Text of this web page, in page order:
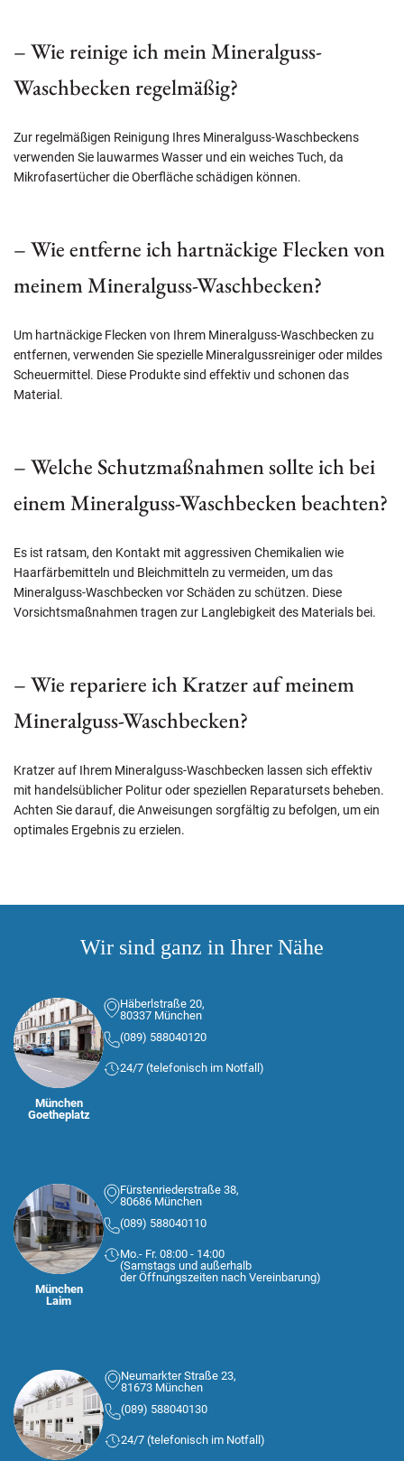
– Wie reinige ich mein Mineralguss-
Waschbecken regelmäßig?
Zur regelmäßigen Reinigung Ihres Mineralguss-Waschbeckens
verwenden Sie lauwarmes Wasser und ein weiches Tuch, da
Mikrofasertücher die Oberfläche schädigen können.
– Wie entferne ich hartnäckige Flecken von
meinem Mineralguss-Waschbecken?
Um hartnäckige Flecken von Ihrem Mineralguss-Waschbecken zu
entfernen, verwenden Sie spezielle Mineralgussreiniger oder mildes
Scheuermittel. Diese Produkte sind effektiv und schonen das
Material.
– Welche Schutzmaßnahmen sollte ich bei
einem Mineralguss-Waschbecken beachten?
Es ist ratsam, den Kontakt mit aggressiven Chemikalien wie
Haarfärbemitteln und Bleichmitteln zu vermeiden, um das
Mineralguss-Waschbecken vor Schäden zu schützen. Diese
Vorsichtsmaßnahmen tragen zur Langlebigkeit des Materials bei.
– Wie repariere ich Kratzer auf meinem
Mineralguss-Waschbecken?
Kratzer auf Ihrem Mineralguss-Waschbecken lassen sich effektiv
mit handelsüblicher Politur oder speziellen Reparatursets beheben.
Achten Sie darauf, die Anweisungen sorgfältig zu befolgen, um ein
optimales Ergebnis zu erzielen.
Wir sind ganz in Ihrer Nähe
München
Goetheplatz
Häberlstraße 20,
80337 München
(089) 588040120
24/7 (telefonisch im Notfall)
München
Laim
Fürstenriederstraße 38,
80686 München
(089) 588040110
Mo.- Fr. 08:00 - 14:00
(Samstags und außerhalb
der Öffnungszeiten nach Vereinbarung)
Neumarkter Straße 23,
81673 München
(089) 588040130
24/7 (telefonisch im Notfall)